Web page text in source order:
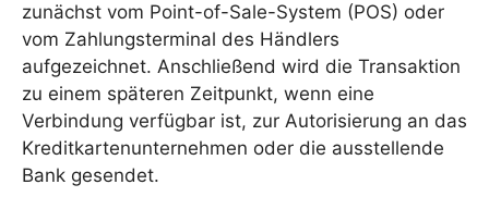
zunächst vom Point-of-Sale-System (POS) oder
vom Zahlungsterminal des Händlers
aufgezeichnet. Anschließend wird die Transaktion
zu einem späteren Zeitpunkt, wenn eine
Verbindung verfügbar ist, zur Autorisierung an das
Kreditkartenunternehmen oder die ausstellende
Bank gesendet.